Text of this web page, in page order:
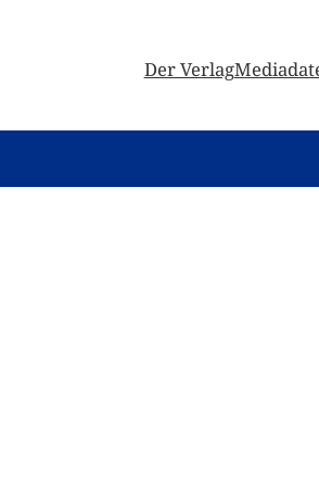
Der Verlag